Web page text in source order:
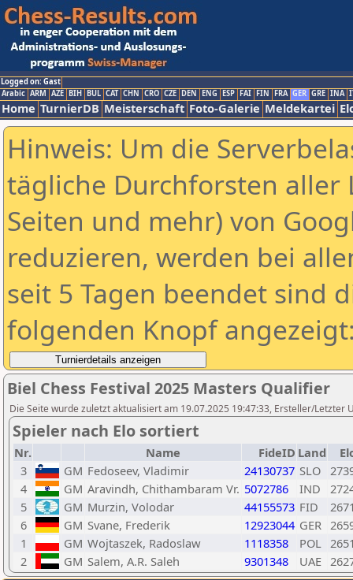
Logged on: Gast
Arabic ARM AZE BIH BUL CAT CHN CRO CZE DEN ENG ESP FAI FIN FRA GER GRE INA
Home TurnierDB Meisterschaft Foto-Galerie Meldekartei
Hinweis: Um die
tägliche Durchforsten aller
Seiten und mehr) von
reduzieren, werden bei
seit 5 Tagen beendet sind
folgenden Knopf
Biel Chess Festival 2025 Masters Qualifier
Die Seite wurde zuletzt aktualisiert am 19.07.2025 19:47:33, Ersteller/Letzter
Spieler nach Elo sortiert
Nr. Name FideID Land
3
GM Fedoseev, Vladimir 24130737 SLO
4
GM Aravindh, Chithambaram Vr. 5072786 IND
5
GM Murzin, Volodar 44155573 FID
6
GM Svane, Frederik 12923044 GER
1
GM Wojtaszek, Radoslaw 1118358 POL
2
GM Salem, A.R. Saleh 9301348 UAE